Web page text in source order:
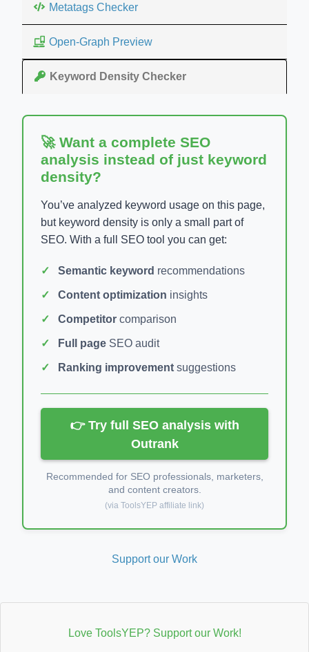
Metatags Checker
Open-Graph Preview
Keyword Density Checker
🚀 Want a complete SEO
analysis instead of just keyword
density?
You’ve analyzed keyword usage on this page,
but keyword density is only a small part of
SEO. With a full SEO tool you can get:
Semantic keyword recommendations
Content optimization insights
Competitor comparison
Full page SEO audit
Ranking improvement suggestions
👉 Try full SEO analysis with
Outrank
Recommended for SEO professionals, marketers,
and content creators.
(via ToolsYEP affiliate link)
Support our Work
Love ToolsYEP? Support our Work!